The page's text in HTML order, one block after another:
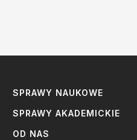
SPRAWY NAUKOWE
SPRAWY AKADEMICKIE
OD NAS